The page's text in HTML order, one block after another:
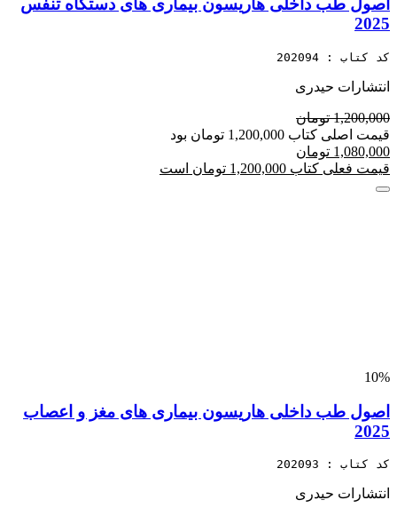
اصول طب داخلی هاریسون بیماری های دستگاه تنفس
2025
کد کتاب : 202094
انتشارات حیدری
1,200,000 تومان
قیمت اصلی کتاب 1,200,000 تومان بود
1,080,000 تومان
قیمت فعلی کتاب 1,200,000 تومان است
10%
اصول طب داخلی هاریسون بیماری های مغز و اعصاب
2025
کد کتاب : 202093
انتشارات حیدری